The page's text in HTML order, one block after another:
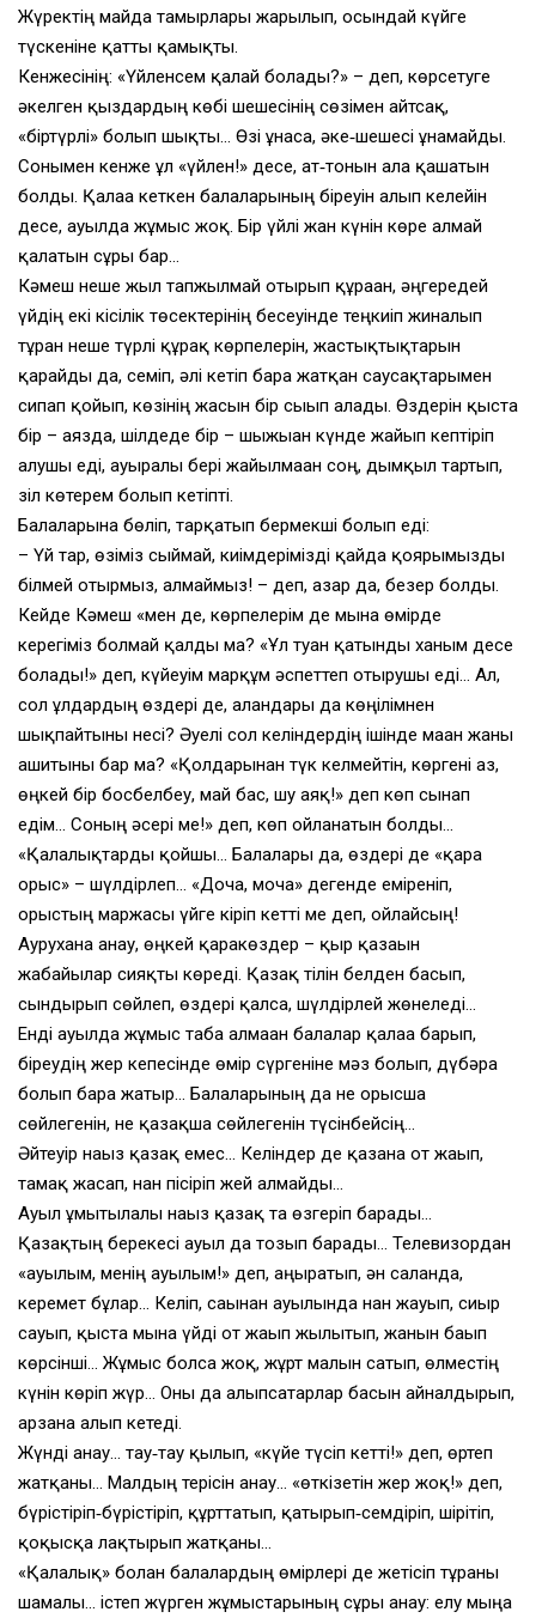
Жүректің майда тамырлары жарылып, осындай күйге
түскеніне қатты қамықты.
Кенжесінің: «Үйленсем қалай болады?» – деп, көрсетуге
әкелген қыздар­дың көбі шешесінің сөзімен айтсақ,
«біртүрлі» болып шықты… Өзі ұнаса, әке‑шешесі ұнамайды.
Сонымен кенже ұл «үйлен!» десе, ат‑тонын ала қашатын
болды. Қалаға кеткен балаларының біреуін алып келейін
десе, ауылда жұмыс жоқ. Бір үйлі жан күнін көре алмай
қалатын сұры бар…
Кәмеш неше жыл тапжылмай отырып құраған, әңгередей
үйдің екі кісілік төсектерінің бесеуінде теңкиіп жиналып
тұрған неше түрлі құрақ көрпелерін, жастықтықтарын
қарайды да, семіп, әлі кетіп бара жатқан саусақтарымен
сипап қойып, көзінің жасын бір сығып алады. Өздерін қыста
бір – аязда, шілдеде бір – шыжыған күнде жайып кептіріп
алушы еді, ауырғалы бері жайылмаған соң, дымқыл тартып,
зіл көтерем болып кетіпті.
Балаларына бөліп, тарқатып бермекші болып еді:
– Үй тар, өзіміз сыймай, киімдерімізді қайда қоярымызды
білмей отырмыз, алмаймыз! – деп, азар да, безер болды.
Кейде Кәмеш «мен де, көрпелерім де мына өмірде
керегіміз болмай қалды ма? «Ұл туған қатынды ханым десе
болады!» деп, күйеуім марқұм әспеттеп отырушы еді… Ал,
сол ұлдардың өздері де, алғандары да көңілімнен
шықпайтыны несі? Әуелі сол келіндердің ішінде маған жаны
ашитыны бар ма? «Қолдарынан түк келмейтін, көргені аз,
өңкей бір босбелбеу, май бас, шу аяқ!» деп көп сынап
едім… Соның әсері ме!» деп, көп ойланатын болды…
«Қалалықтарды қойшы… Балалары да, өздері де «қара
орыс» – шүлдірлеп… «Доча, моча» дегенде еміреніп,
орыстың маржасы үйге кіріп кетті ме деп, ойлайсың!
Аурухана анау, өңкей қаракөздер – қыр қазағын
жабайылар сияқты көреді. Қазақ тілін белден басып,
сындырып сөйлеп, өздері қалса, шүлдірлей жөнеледі…
Енді ауылда жұмыс таба алмаған балалар қалаға барып,
біреудің жер кепесінде өмір сүргеніне мәз болып, дүбәра
болып бара жатыр… Балаларының да не орысша
сөйлегенін, не қазақша сөйлегенін түсінбейсің…
Әйтеуір нағыз қазақ емес… Келіндер де қазанға от жағып,
тамақ жасап, нан пісіріп жей алмайды…
Ауыл ұмытылғалы нағыз қазақ та өзгеріп барады…
Қазақтың берекесі ауыл да тозып барады… Телевизордан
«ауылым, менің ауылым!» деп, аңыратып, ән салғанда,
керемет бұлар… Келіп, сағынған ауылында нан жауып, сиыр
сауып, қыста мына үйді от жағып жылытып, жанын бағып
көрсінші… Жұмыс болса жоқ, жұрт малын сатып, өлместің
күнін көріп жүр… Оны да алыпсатарлар басын айналдырып,
арзанға алып кетеді.
Жүнді анау… тау‑тау қылып, «күйе түсіп кетті!» деп, өртеп
жатқаны… Малдың терісін анау… «өткізетін жер жоқ!» деп,
бүрістіріп‑бүрістіріп, құрттатып, қатырып‑семдіріп, шірітіп,
қоқысқа лақтырып жатқаны…
«Қалалық» болған балалардың өмірлері де жетісіп тұрғаны
шамалы… істеп жүрген жұмыстарының сұры анау: елу мыңға